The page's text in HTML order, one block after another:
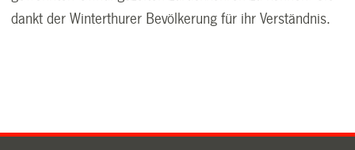
dankt der Winterthurer Bevölkerung für ihr Verständnis.